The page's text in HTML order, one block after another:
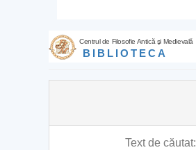
Centrul de Filosofie Antică şi Medievală
BIBLIOTECA
Text de căutat: